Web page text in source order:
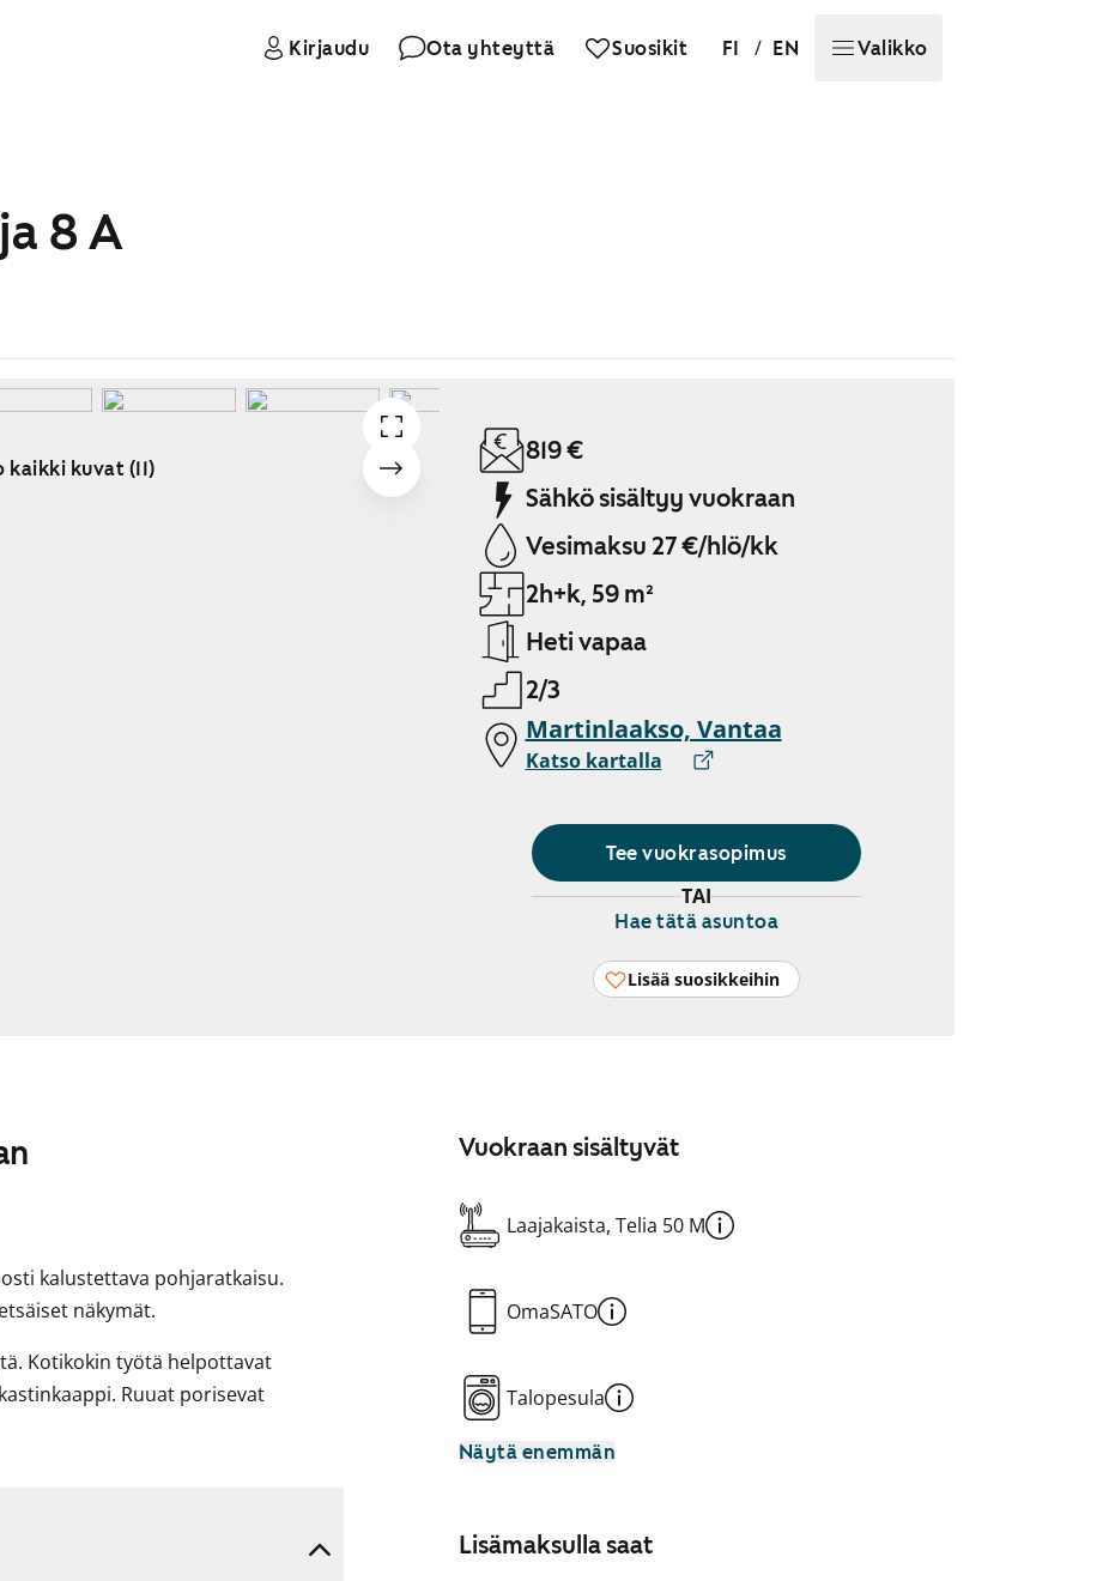
Kirjaudu Ota yhteyttä Suosikit FI / EN Valikko
8 A
kaikki kuvat (11)
819 €
Sähkö sisältyy vuokraan
Vesimaksu 27 €/hlö/kk
2h+k, 59 m²
Heti vapaa
2/3
Martinlaakso, Vantaa
Katso kartalla
Tee vuokrasopimus
TAI
Hae tätä asuntoa
Lisää suosikkeihin
kalustettava pohjaratkaisu.
näkymät.
Kotikokin työtä helpottavat
Ruuat porisevat
Vuokraan sisältyvät
Laajakaista, Telia 50 M
OmaSATO
Talopesula
Näytä enemmän
Lisämaksulla saat